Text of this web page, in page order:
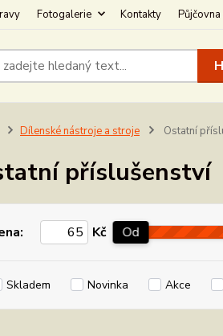
Fotogalerie Kontakty
Dílenské nástroje a stroje Ostatní
příslušenství
Kč Od
Skladem Novinka Akce